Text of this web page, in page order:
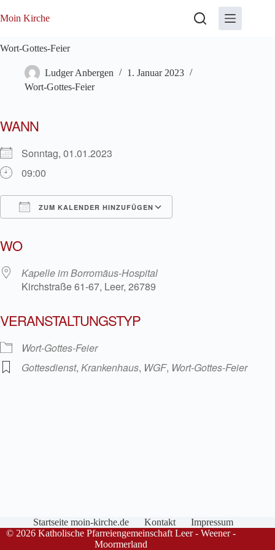
Inhalt
Moin Kirche
Wort-Gottes-Feier
Ludger Anbergen
1. Januar 2023
Wort-Gottes-Feier
WANN
Sonntag, 01.01.2023
09:00
ZUM KALENDER HINZUFÜGEN
WO
Kapelle im Borromäus-Hospital
Kirchstraße 61-67, Leer, 26789
VERANSTALTUNGSTYP
Wort-Gottes-Feier
Gottesdienst, Krankenhaus, WGF, Wort-Gottes-Feier
Startseite moin-kirche.de Kontakt
Impressum
© 2026 Katholische Pfarreiengemeinschaft Leer - Weener -
Moormerland